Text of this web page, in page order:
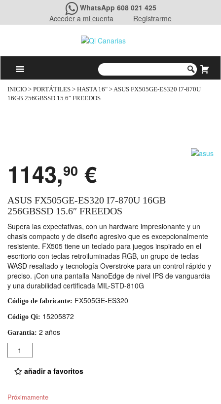
WhatsApp 608 021 425
Acceder a mi cuenta
Registrarme
INICIO > PORTÁTILES > HASTA 16" > ASUS FX505GE-ES320 I7-870U
16GB 256GBSSD 15.6″ FREEDOS
1143,90 €
ASUS FX505GE-ES320 I7-870U 16GB
256GBSSD 15.6″ FREEDOS
Supera las expectativas, con un hardware impresionante y un
chasis compacto y de diseño agresivo que es excepcionalmente
resistente. FX505 tiene un teclado para juegos inspirado en el
escritorio con teclas retroiluminadas RGB, un grupo de teclas
WASD resaltado y tecnología Overstroke para un control rápido y
preciso. ¡Con una pantalla NanoEdge de nivel IPS de vanguardia
y una durabilidad certificada MIL-STD-810G
Código de fabricante: FX505GE-ES320
Código Qi: 15205872
Garantía: 2 años
Cantidad
añadir a favoritos
Próximamente